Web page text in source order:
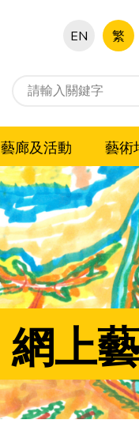
EN 繁
藝廊及活動 藝術
網上